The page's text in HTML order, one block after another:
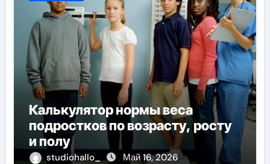
Калькулятор нормы веса
подростков по возрасту, росту
и полу
studiohallo_ Май 16, 2026